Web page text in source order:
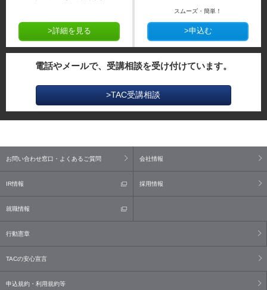
>詳細を見る
スムーズ・簡単！
>申込む
電話やメールで、受講相談を受け付けています。
>TAC受講相談
お問い合わせ窓口・よくあるご質問 会社情報
IR情報 採用情報
就職情報
行動憲章
TACの安心宣言
申込規約・利用規約等